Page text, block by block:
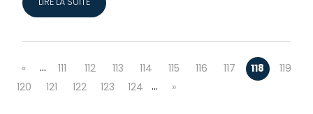
« … 111 112 113 114 115 116 117 118
119
120
121 122 123 124 … »